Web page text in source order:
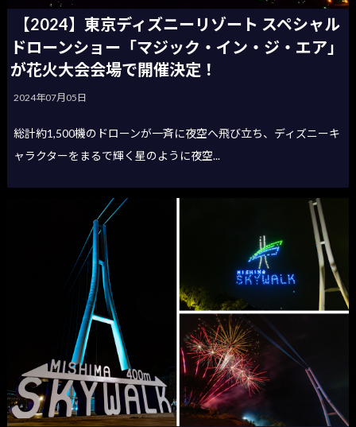
【2024】東京ディズニーリゾート スペシャル
ドローンショー「マジック・イン・ジ・エア」
が花火大会会場で開催決定！
2024年07月05日
総計約1,500機のドローンが一斉に夜空へ飛び立ち、ディズニーキ
ャラクターをまるで輝く星のように夜空...